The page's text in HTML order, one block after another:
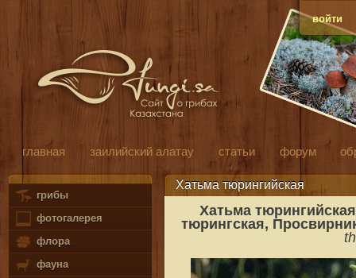
войти
главная заилийский алатау статьи форум
грибы
фотогалерея
флора
фауна
Хатьма тюрингийская
Хатьма
тюрингская,